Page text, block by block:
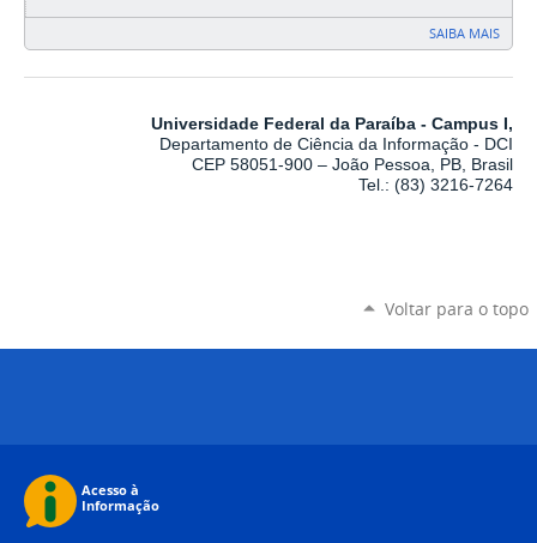
SAIBA MAIS
Universidade Federal da Paraíba - Campus I,
Departamento de Ciência da Informação - DCI
CEP 58051-900 – João Pessoa, PB, Brasil
Tel.: (83) 3216-7264
Voltar para o topo